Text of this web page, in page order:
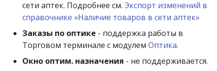
Дополнительно
Статотчёт по группам
Формы 7-МЗ, 11-МЗ
Учет кассовых операций
Экспорт-импорт
данных
сети аптек. Подробнее см. Экспорт изменений в
справочнике «Наличие товаров в сети аптек»
Заказы по оптике - поддержка работы в
Торговом терминале с модулем Оптика.
Окно оптим. назначения - не поддерживается.